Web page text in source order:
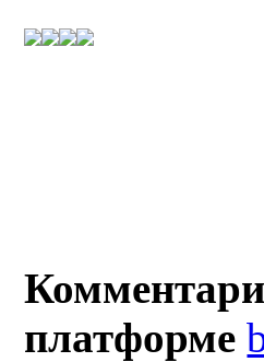
платформе